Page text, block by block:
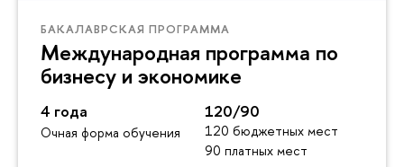
БАКАЛАВРСКАЯ ПРОГРАММА
Международная программа по
бизнесу и экономике
4 года
Очная форма обучения
120/90
120 бюджетных мест
90 платных мест